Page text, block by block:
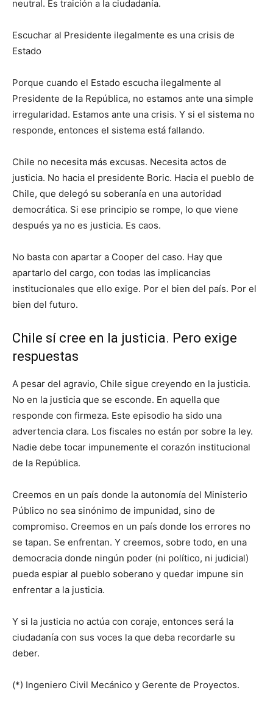
neutral. Es traición a la ciudadanía.
Escuchar al Presidente ilegalmente es una crisis de
Estado
Porque cuando el Estado escucha ilegalmente al
Presidente de la República, no estamos ante una simple
irregularidad. Estamos ante una crisis. Y si el sistema no
responde, entonces el sistema está fallando.
Chile no necesita más excusas. Necesita actos de
justicia. No hacia el presidente Boric. Hacia el pueblo de
Chile, que delegó su soberanía en una autoridad
democrática. Si ese principio se rompe, lo que viene
después ya no es justicia. Es caos.
No basta con apartar a Cooper del caso. Hay que
apartarlo del cargo, con todas las implicancias
institucionales que ello exige. Por el bien del país. Por el
bien del futuro.
Chile sí cree en la justicia. Pero exige
respuestas
A pesar del agravio, Chile sigue creyendo en la justicia.
No en la justicia que se esconde. En aquella que
responde con firmeza. Este episodio ha sido una
advertencia clara. Los fiscales no están por sobre la ley.
Nadie debe tocar impunemente el corazón institucional
de la República.
Creemos en un país donde la autonomía del Ministerio
Público no sea sinónimo de impunidad, sino de
compromiso. Creemos en un país donde los errores no
se tapan. Se enfrentan. Y creemos, sobre todo, en una
democracia donde ningún poder (ni político, ni judicial)
pueda espiar al pueblo soberano y quedar impune sin
enfrentar a la justicia.
Y si la justicia no actúa con coraje, entonces será la
ciudadanía con sus voces la que deba recordarle su
deber.
(*) Ingeniero Civil Mecánico y Gerente de Proyectos.